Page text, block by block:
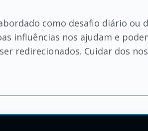
como desafio diário ou
influências nos ajudam e
redirecionados. Cuidar dos